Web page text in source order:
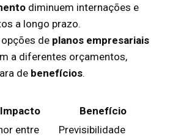
diminuem internações e
a longo prazo.
de planos empresariais
a diferentes orçamentos,
de benefícios.
Impacto
Benefício
entre
Previsibilidade